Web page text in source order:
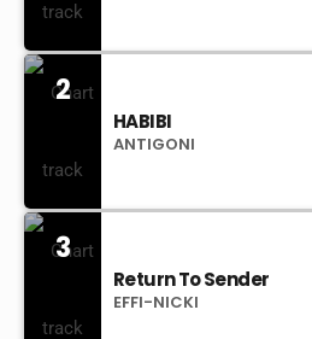
2
HABIBI
ANTIGONI
3
Return To Sender
EFFI-NICKI